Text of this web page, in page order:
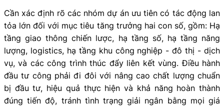
Cần xác định rõ các nhóm dự án ưu tiên có tác động lan
tỏa lớn đối với mục tiêu tăng trưởng hai con số, gồm: Hạ
tầng giao thông chiến lược, hạ tầng số, hạ tầng năng
lượng, logistics, hạ tầng khu công nghiệp - đô thị - dịch
vụ, và các công trình thúc đẩy liên kết vùng. Điều hành
đầu tư công phải đi đôi với nâng cao chất lượng chuẩn
bị đầu tư, hiệu quả thực hiện và khả năng hoàn thành
đúng tiến độ, tránh tình trạng giải ngân bằng mọi giá